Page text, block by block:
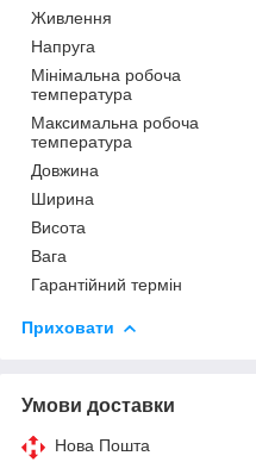
Живлення
Напруга
Мінімальна робоча
температура
Максимальна робоча
температура
Довжина
Ширина
Висота
Вага
Гарантійний термін
Приховати
Умови доставки
Нова Пошта